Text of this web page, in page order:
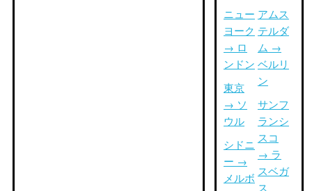
ニュー
ヨーク
→ ロ
ンドン
東京
→ ソ
ウル
シドニ
ー →
メルボ
アムス
テルダ
ム →
ベルリ
ン
サンフ
ランシ
スコ
→ ラ
スベガ
ス